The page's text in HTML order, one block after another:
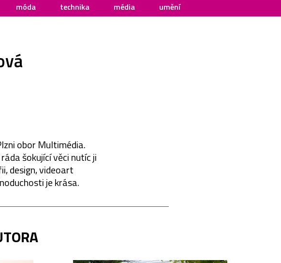
móda technika média umění
obor Multimédia.
šokující věci nutíc ji
design, videoart
je krása.